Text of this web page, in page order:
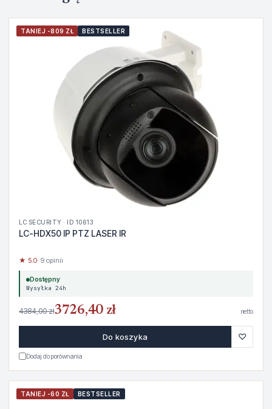
TANIEJ -809 ZŁ BESTSELLER
LC SECURITY · ID 10613
LC-HDX50 IP PTZ LASER IR
★ 5.0· 9 opinii
Dostępny
Wysyłka 24h
4384,00 zł3726,40 zł netto
Do koszyka ♡
Dodaj do porównania
TANIEJ -60 ZŁ BESTSELLER